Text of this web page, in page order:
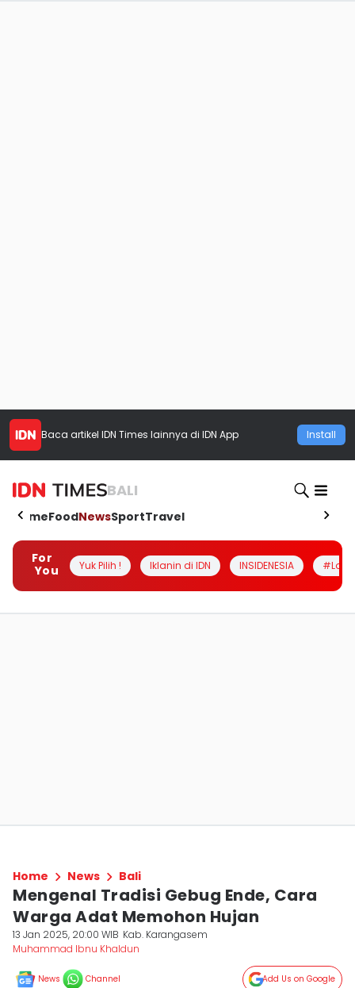
Baca artikel IDN Times lainnya di IDN App Install
BALI
HomeFoodNewsSportTravel
For
You
Yuk Pilih ! Iklanin di IDN INSIDENESIA
Home News Bali
Mengenal Tradisi Gebug Ende, Cara
Warga Adat Memohon Hujan
13 Jan 2025, 20:00 WIB Kab. Karangasem
Muhammad Ibnu Khaldun
News Channel Add Us on Google